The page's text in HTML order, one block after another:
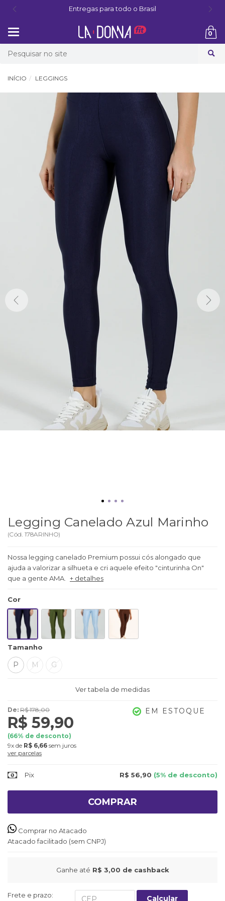
Entregas para todo o Brasil
navegação
0
INÍCIO LEGGINGS
Legging Canelado Azul Marinho
(Cód. 178ARINHO)
Nossa legging canelado Premium possui cós alongado que
ajuda a valorizar a silhueta e cri aquele efeito "cinturinha On"
que a gente AMA.
+ detalhes
Cor
Tamanho
P M G
Ver tabela de medidas
De: R$ 178,00
R$ 59,90
(66% de desconto)
9x de R$ 6,66 sem juros
ver parcelas
EM ESTOQUE
Pix R$ 56,90 (5% de desconto)
COMPRAR
Comprar no Atacado
Atacado facilitado (sem CNPJ)
Ganhe até R$ 3,00 de cashback
Frete e prazo: Calcular